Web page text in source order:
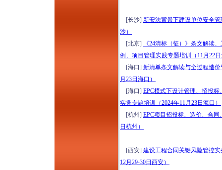
[长沙] 新安法背景下建设单位安全
沙）
[北京]
《24清标（征）》条文解读
例、项目管理实践专题培训（11月22
[海口] 新清单条文解读与全过程造
月23日海口）
[海口] EPC模式下设计管理、招投
实务专题培训（2024年11月23日海口）
[杭州] EPC项目招投标、造价、合
日杭州）
[西安] 建设工程合同关键风险管控
12月29-30日西安）